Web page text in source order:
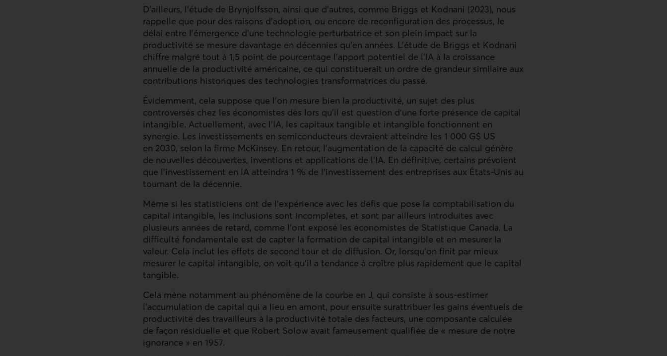
D’ailleurs, l’étude de Brynjolfsson, ainsi que d’autres, comme Briggs et Kodnani (2023), nous
rappelle que pour des raisons d’adoption, ou encore de reconfiguration des processus, le
délai entre l’émergence d’une technologie perturbatrice et son plein impact sur la
productivité se mesure davantage en décennies qu’en années. L’étude de Briggs et Kodnani
chiffre malgré tout à 1,5 point de pourcentage l’apport potentiel de l’IA à la croissance
annuelle de la productivité américaine, ce qui constituerait un ordre de grandeur similaire aux
contributions historiques des technologies transformatrices du passé.
Évidemment, cela suppose que l’on mesure bien la productivité, un sujet des plus
controversés chez les économistes dès lors qu’il est question d’une forte présence de capital
intangible. Actuellement, avec l’IA, les capitaux tangible et intangible fonctionnent en
synergie. Les investissements en semiconducteurs devraient atteindre les 1 000 G$ US
en 2030, selon la firme McKinsey. En retour, l’augmentation de la capacité de calcul génère
de nouvelles découvertes, inventions et applications de l’IA. En définitive, certains prévoient
que l’investissement en IA atteindra 1 % de l’investissement des entreprises aux États-Unis au
tournant de la décennie.
Même si les statisticiens ont de l’expérience avec les défis que pose la comptabilisation du
capital intangible, les inclusions sont incomplètes, et sont par ailleurs introduites avec
plusieurs années de retard, comme l’ont exposé les économistes de Statistique Canada. La
difficulté fondamentale est de capter la formation de capital intangible et en mesurer la
valeur. Cela inclut les effets de second tour et de diffusion. Or, lorsqu’on finit par mieux
mesurer le capital intangible, on voit qu’il a tendance à croître plus rapidement que le capital
tangible.
Cela mène notamment au phénomène de la courbe en J, qui consiste à sous-estimer
l’accumulation de capital qui a lieu en amont, pour ensuite surattribuer les gains éventuels de
productivité des travailleurs à la productivité totale des facteurs, une composante calculée
de façon résiduelle et que Robert Solow avait fameusement qualifiée de « mesure de notre
ignorance » en 1957.